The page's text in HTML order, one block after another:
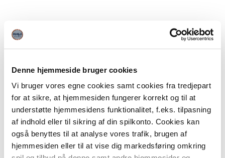
Denne hjemmeside bruger cookies
Vi bruger vores egne cookies samt cookies fra tredjepart
for at sikre, at hjemmesiden fungerer korrekt og til at
understøtte hjemmesidens funktionalitet, f.eks. tilpasning
af indhold eller til sikring af din spilkonto. Cookies kan
også benyttes til at analyse vores trafik, brugen af
hjemmesiden eller til at vise dig markedsføring omkring